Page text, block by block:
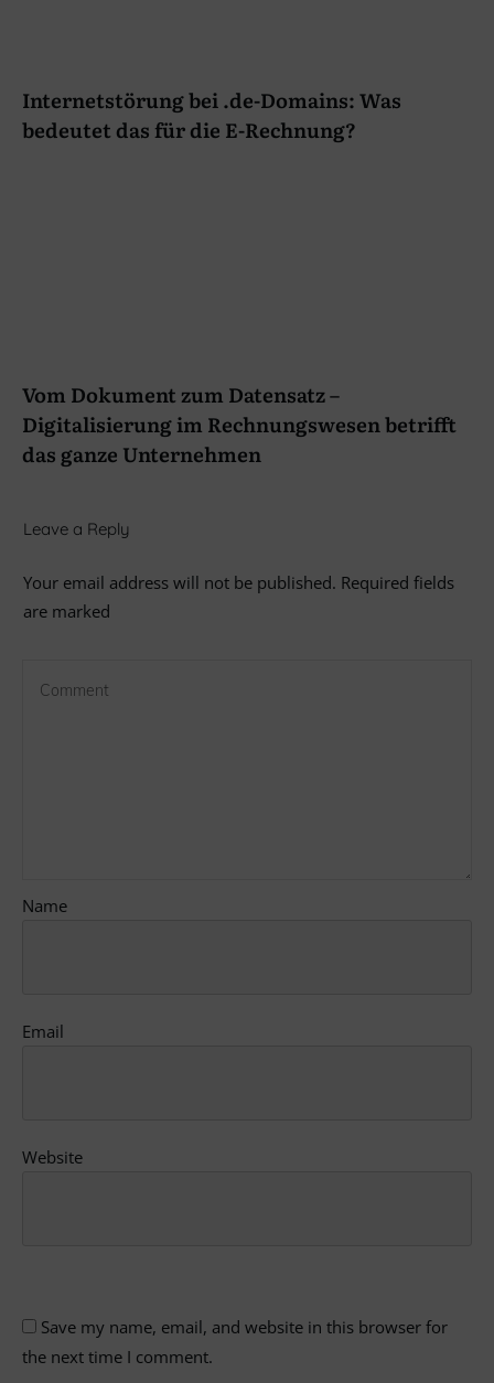
Internetstörung bei .de-Domains: Was
bedeutet das für die E-Rechnung?
Vom Dokument zum Datensatz –
Digitalisierung im Rechnungswesen betrifft
das ganze Unternehmen
Leave a Reply
Your email address will not be published. Required fields
are marked
Name
Email
Website
Save my name, email, and website in this browser for
the next time I comment.